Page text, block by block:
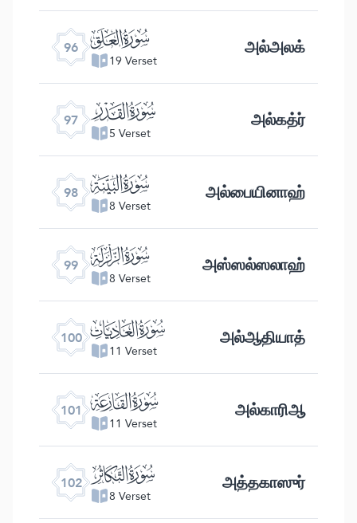
96 ﰍ
19 Verset அல்அலக்
97 ﰎ
5 Verset அல்கத்ர்
98 ﰏ
8 Verset அல்பையினாஹ்
99 ﰐ
8 Verset அஸ்ஸல்ஸலாஹ்
100 ﰑ
11 Verset அல்ஆதியாத்
101 ﰒ
11 Verset அல்காரிஆ
102 ﰓ
8 Verset அத்தகாஸுர்